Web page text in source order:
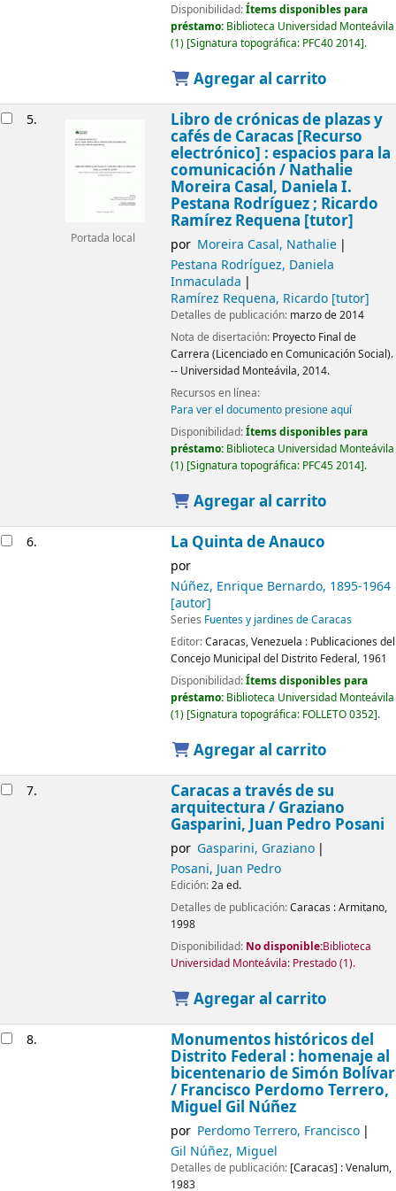
Disponibilidad:Ítems disponibles para
préstamo: Biblioteca Universidad Monteávila
(1) Signatura topográfica: PFC40 2014 .
Agregar al carrito
5.
Portada local
Libro de crónicas de plazas y
cafés de Caracas [Recurso
electrónico] : espacios para la
comunicación / Nathalie
Moreira Casal, Daniela I.
Pestana Rodríguez ; Ricardo
Ramírez Requena [tutor]
por Moreira Casal, Nathalie
Pestana Rodríguez, Daniela
Inmaculada
Ramírez Requena, Ricardo[tutor]
Detalles de publicación: marzo de 2014
Nota de disertación: Proyecto Final de
Carrera (Licenciado en Comunicación Social).
-- Universidad Monteávila, 2014.
Recursos en línea:
Para ver el documento presione aquí
Disponibilidad:Ítems disponibles para
préstamo: Biblioteca Universidad Monteávila
(1) Signatura topográfica: PFC45 2014 .
Agregar al carrito
6. La Quinta de Anauco
por
Núñez, Enrique Bernardo, 1895-1964
[autor]
Series Fuentes y jardines de Caracas
Editor:Caracas, Venezuela : Publicaciones del
Concejo Municipal del Distrito Federal, 1961
Disponibilidad:Ítems disponibles para
préstamo: Biblioteca Universidad Monteávila
(1) Signatura topográfica: FOLLETO 0352 .
Agregar al carrito
7. Caracas a través de su
arquitectura / Graziano
Gasparini, Juan Pedro Posani
por Gasparini, Graziano
Posani, Juan Pedro
Edición:2a ed.
Detalles de publicación:Caracas :Armitano,
1998
Disponibilidad: No disponible:Biblioteca
Universidad Monteávila: Prestado(1).
Agregar al carrito
8. Monumentos históricos del
Distrito Federal : homenaje al
bicentenario de Simón Bolívar
/ Francisco Perdomo Terrero,
Miguel Gil Núñez
por Perdomo Terrero, Francisco
Gil Núñez, Miguel
Detalles de publicación: [Caracas] :Venalum,
1983